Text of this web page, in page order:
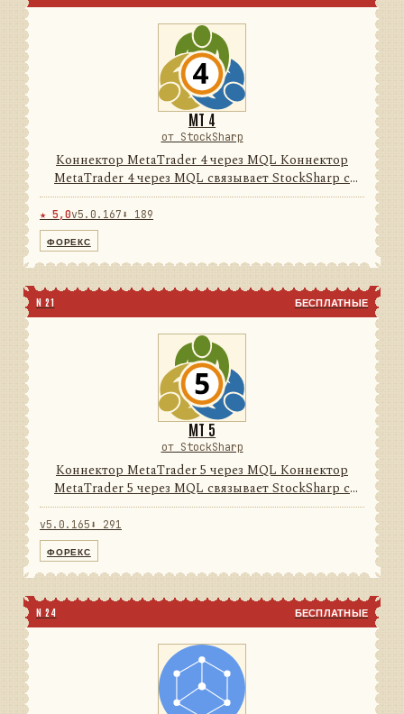
MT 4
от StockSharp
Коннектор MetaTrader 4 через MQL Коннектор
MetaTrader 4 через MQL связывает StockSharp с
терминалом MetaTrader 4 через поставляемый
MQL-эксперт и локальный нативный/FIX-мост. Он
★ 5,0v5.0.167 ⬇ 189
ФОРЕКС
N 21 БЕСПЛАТНЫЕ
MT 5
от StockSharp
Коннектор MetaTrader 5 через MQL Коннектор
MetaTrader 5 через MQL связывает StockSharp с
терминалом MetaTrader 5 через поставляемый
MQL-эксперт и локальный нативный/FIX-мост. Он
v5.0.165 ⬇ 291
ФОРЕКС
N 24 БЕСПЛАТНЫЕ